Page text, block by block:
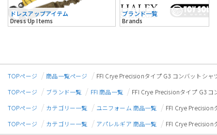
ドレスアップアイテム
Dress Up Items
ブランド一覧
Brands
TOPページ 商品一覧ページ
FFI Crye Precisionタイプ G3 コンバットシ
TOPページ
ブランド一覧 FFI 商品一覧
FFI Crye Precisionタイプ G3
TOPページ
カテゴリー一覧 ユニフォーム 商品一覧
FFI Crye Precision
TOPページ
カテゴリー一覧 アパレルギア 商品一覧 FFI Crye Precision